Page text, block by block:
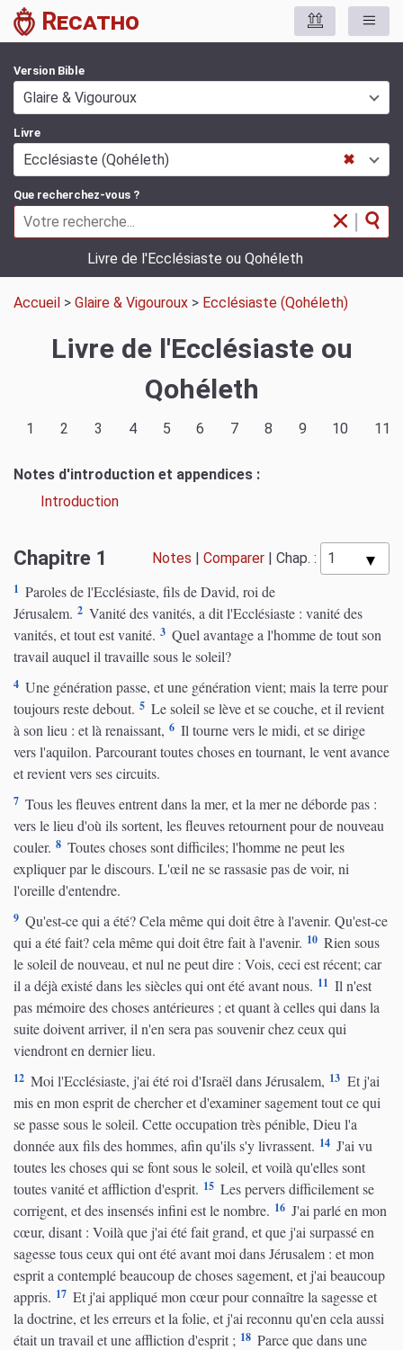
Recatho
Version Bible
Glaire & Vigouroux
Livre
Ecclésiaste (Qohéleth) ✖
Que recherchez-vous ?
|
Livre de l'Ecclésiaste ou Qohéleth
Accueil > Glaire & Vigouroux > Ecclésiaste (Qohéleth)
Livre de l'Ecclésiaste ou
Qohéleth
1 2 3 4 5 6 7 8 9 10 11
Notes d'introduction et appendices :
Introduction
Chapitre 1 Notes | Comparer | Chap. :
1 Paroles de l'Ecclésiaste, fils de David, roi de
Jérusalem. 2 Vanité des vanités, a dit l'Ecclésiaste : vanité des
vanités, et tout est vanité. 3 Quel avantage a l'homme de tout son
travail auquel il travaille sous le soleil?
4 Une génération passe, et une génération vient; mais la terre pour
toujours reste debout. 5 Le soleil se lève et se couche, et il revient
à son lieu : et là renaissant, 6 Il tourne vers le midi, et se dirige
vers l'aquilon. Parcourant toutes choses en tournant, le vent avance
et revient vers ses circuits.
7 Tous les fleuves entrent dans la mer, et la mer ne déborde pas :
vers le lieu d'où ils sortent, les fleuves retournent pour de nouveau
couler. 8 Toutes choses sont difficiles; l'homme ne peut les
expliquer par le discours. L'œil ne se rassasie pas de voir, ni
l'oreille d'entendre.
9 Qu'est-ce qui a été? Cela même qui doit être à l'avenir. Qu'est-ce
qui a été fait? cela même qui doit être fait à l'avenir. 10 Rien sous
le soleil de nouveau, et nul ne peut dire : Vois, ceci est récent; car
il a déjà existé dans les siècles qui ont été avant nous. 11 Il n'est
pas mémoire des choses antérieures ; et quant à celles qui dans la
suite doivent arriver, il n'en sera pas souvenir chez ceux qui
viendront en dernier lieu.
12 Moi l'Ecclésiaste, j'ai été roi d'Israël dans Jérusalem, 13 Et j'ai
mis en mon esprit de chercher et d'examiner sagement tout ce qui
se passe sous le soleil. Cette occupation très pénible, Dieu l'a
donnée aux fils des hommes, afin qu'ils s'y livrassent. 14 J'ai vu
toutes les choses qui se font sous le soleil, et voilà qu'elles sont
toutes vanité et affliction d'esprit. 15 Les pervers difficilement se
corrigent, et des insensés infini est le nombre. 16 J'ai parlé en mon
cœur, disant : Voilà que j'ai été fait grand, et que j'ai surpassé en
sagesse tous ceux qui ont été avant moi dans Jérusalem : et mon
esprit a contemplé beaucoup de choses sagement, et j'ai beaucoup
appris. 17 Et j'ai appliqué mon cœur pour connaître la sagesse et
la doctrine, et les erreurs et la folie, et j'ai reconnu qu'en cela aussi
était un travail et une affliction d'esprit ; 18 Parce que dans une